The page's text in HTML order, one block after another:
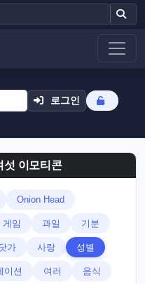
로그인
섯 이모티콘
Onion Head
게임 과일 기분
가 사랑 성별
이션 여러 음식